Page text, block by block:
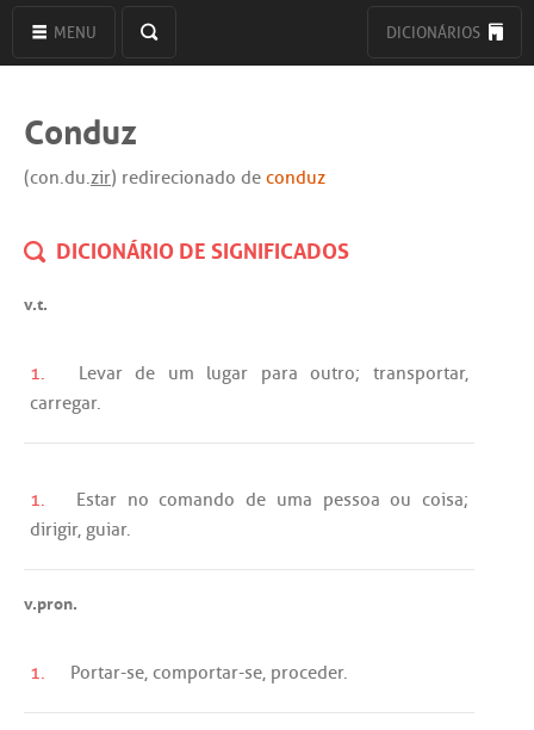
MENU DICIONÁRIOS
Conduz
(con.du.zir) redirecionado de conduz
DICIONÁRIO DE SIGNIFICADOS
v.t.
1. Levar de um lugar para outro;transportar,
carregar.
1. Estar no comando de uma pessoa ou coisa;
dirigir, guiar.
v.pron.
1. Portar-se, comportar-se, proceder.